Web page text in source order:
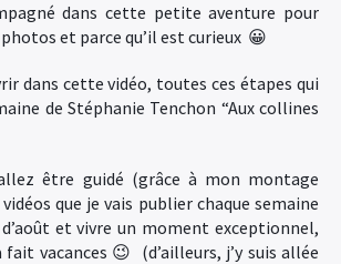
dans cette petite aventure pour
et parce qu’il est curieux 😀
dans cette vidéo, toutes ces étapes qui
de Stéphanie Tenchon “Aux collines
être guidé (grâce à mon montage
que je vais publier chaque semaine
et vivre un moment exceptionnel,
fait vacances 😉 (d’ailleurs, j’y suis allée